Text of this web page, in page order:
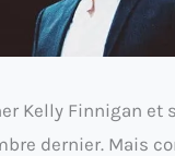
Kelly Finnigan et
dernier. Mais